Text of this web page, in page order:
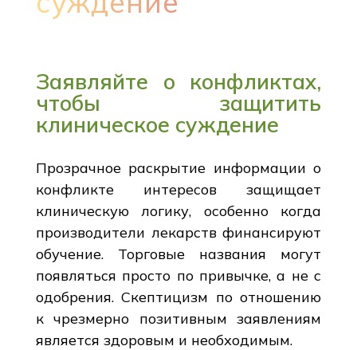
Заявляйте о конфликтах,
чтобы защитить
клиническое суждение
Прозрачное раскрытие информации о
конфликте интересов защищает
клиническую логику, особенно когда
производители лекарств финансируют
обучение. Торговые названия могут
появляться просто по привычке, а не с
одобрения. Скептицизм по отношению
к чрезмерно позитивным заявлениям
является здоровым и необходимым.